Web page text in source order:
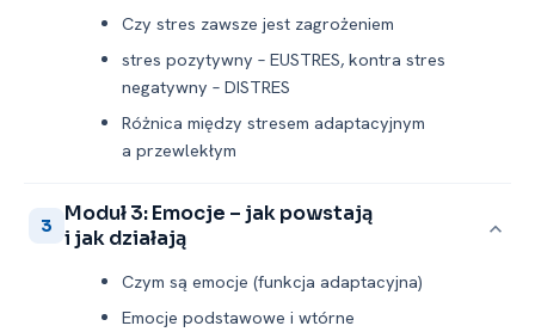
Czy stres zawsze jest zagrożeniem
stres pozytywny – EUSTRES, kontra stres
negatywny – DISTRES
Różnica między stresem adaptacyjnym
a przewlekłym
3
Moduł 3: Emocje – jak powstają
i jak działają
Czym są emocje (funkcja adaptacyjna)
Emocje podstawowe i wtórne